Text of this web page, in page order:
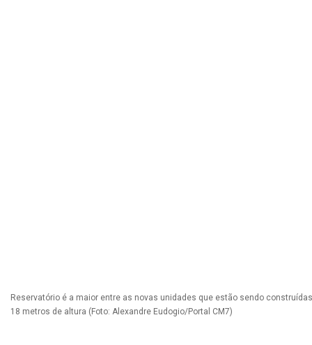
Reservatório é a maior entre as novas unidades que estão sendo
18 metros de altura (Foto: Alexandre Eudogio/Portal CM7)